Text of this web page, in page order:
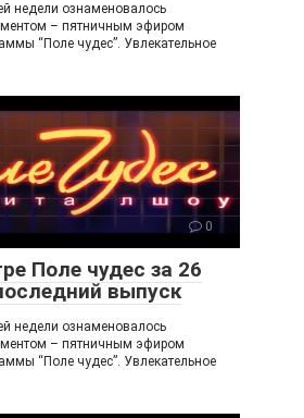
недели ознаменовалось
– пятничным эфиром
“Поле чудес”. Увлекательное
0
Поле чудес за 26
выпуск
недели ознаменовалось
– пятничным эфиром
“Поле чудес”. Увлекательное